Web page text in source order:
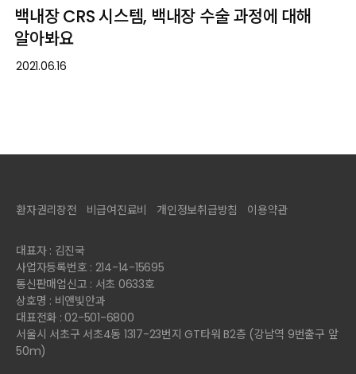
백내장 CRS 시스템, 백내장 수술 과정에 대해
알아봐요
2021.06.16
환자권리장전 비급여진료비 개인정보취급방침 이용약관
대표자 : 김진국
사업자등록번호 : 214-14-15695
통신판매업신고 : 서초 0633호
상호명 : 비앤빛안과
대표전화 : 02-501-6800
서울시 서초구 서초4동 1317-23번지 GT타워 B2층 (강남역 9번출구 앞
50m)